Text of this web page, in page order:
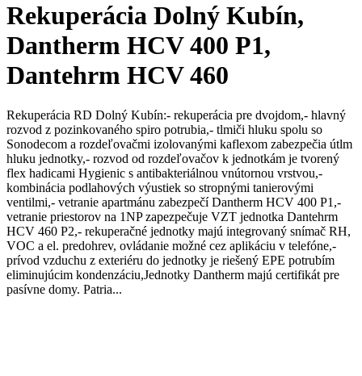
Rekuperácia Dolný Kubín,
Dantherm HCV 400 P1,
Dantehrm HCV 460
Rekuperácia RD Dolný Kubín:- rekuperácia pre dvojdom,- hlavný
rozvod z pozinkovaného spiro potrubia,- tlmiči hluku spolu so
Sonodecom a rozdeľovačmi izolovanými kaflexom zabezpečia útlm
hluku jednotky,- rozvod od rozdeľovačov k jednotkám je tvorený
flex hadicami Hygienic s antibakteriálnou vnútornou vrstvou,-
kombinácia podlahových výustiek so stropnými tanierovými
ventilmi,- vetranie apartmánu zabezpečí Dantherm HCV 400 P1,-
vetranie priestorov na 1NP zapezpečuje VZT jednotka Dantehrm
HCV 460 P2,- rekuperačné jednotky majú integrovaný snímač RH,
VOC a el. predohrev, ovládanie možné cez aplikáciu v telefóne,-
prívod vzduchu z exteriéru do jednotky je riešený EPE potrubím
eliminujúcim kondenzáciu,Jednotky Dantherm majú certifikát pre
pasívne domy. Patria...